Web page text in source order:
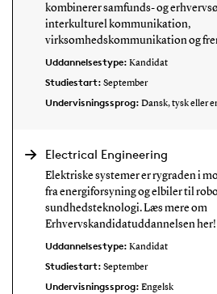
kombinerer samfunds- og
interkulturel kommunikation,
virksomhedskommunikation og
Uddannelsestype: Kandidat
Studiestart: September
Undervisningssprog: Dansk, tysk eller
Electrical Engineering
Elektriske systemer er rygraden i
fra energiforsyning og elbiler til
sundhedsteknologi. Læs mere om
Erhvervskandidatuddannelsen her!
Uddannelsestype: Kandidat
Studiestart: September
Undervisningssprog: Engelsk